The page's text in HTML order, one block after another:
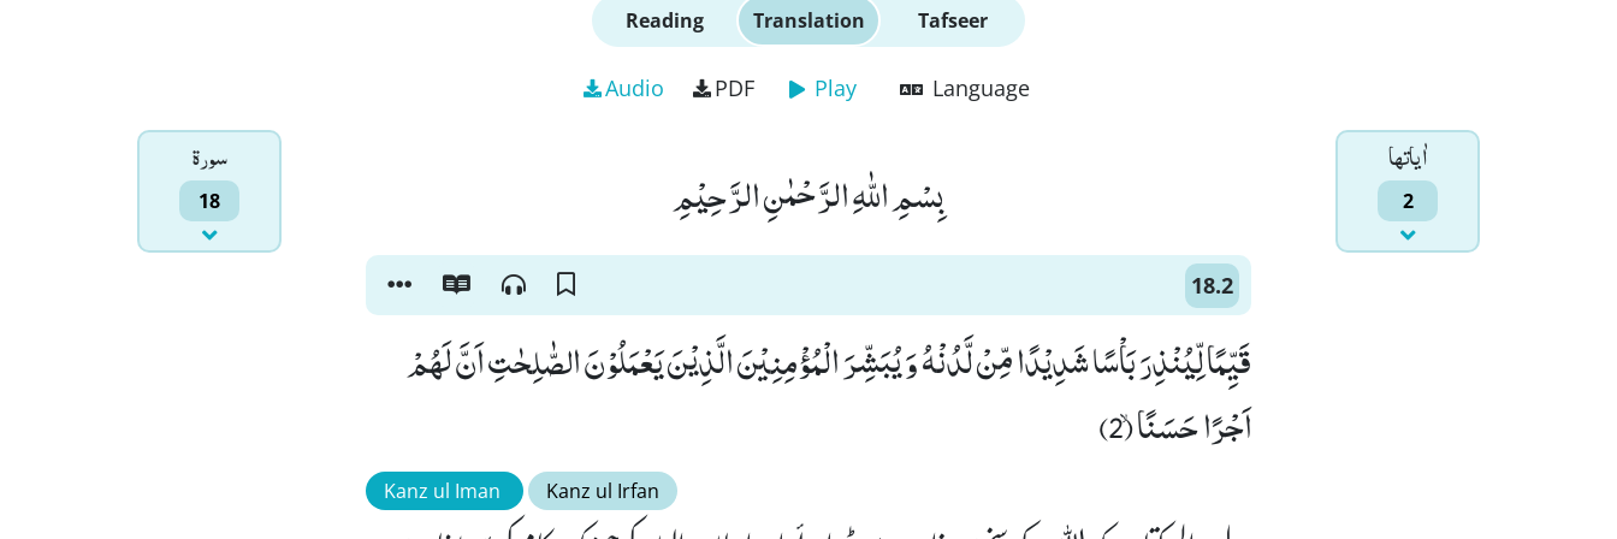
Reading Translation Tafseer
Audio PDF Play Language
سورۃ
18
اٰياتها
2 بِسْمِ اللّٰهِ الرَّحْمٰنِ الرَّحِیْمِ
18.2
قَیِّمًا لِّیُنْذِرَ بَاْسًا شَدِیْدًا مِّنْ لَّدُنْهُ وَ یُبَشِّرَ الْمُؤْمِنِیْنَ الَّذِیْنَ یَعْمَلُوْنَ الصّٰلِحٰتِ اَنَّ لَهُمْ
اَجْرًا حَسَنًاۙ (2)
Kanz ul Iman Kanz ul Irfan